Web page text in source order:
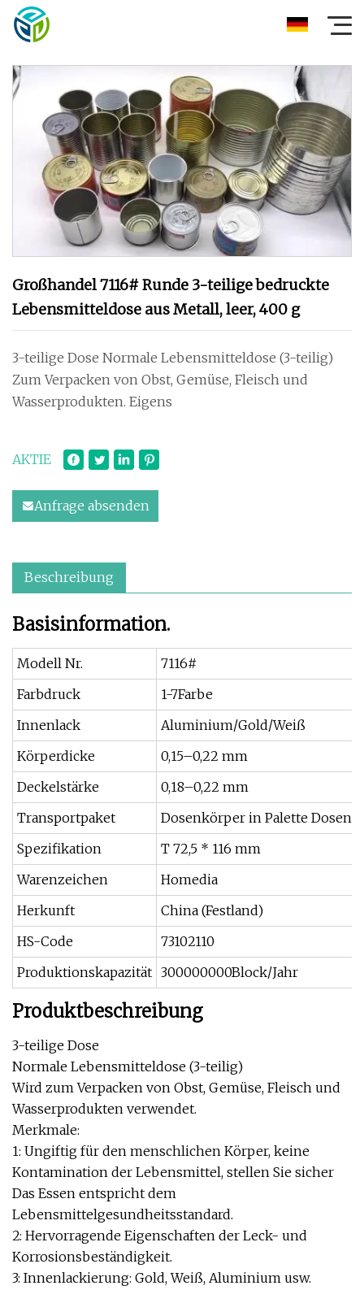
Großhandel 7116# Runde 3-teilige bedruckte
Lebensmitteldose aus Metall, leer, 400 g
3-teilige Dose Normale Lebensmitteldose (3-teilig)
Zum Verpacken von Obst, Gemüse, Fleisch und
Wasserprodukten. Eigens
AKTIE
Anfrage absenden
Beschreibung
Basisinformation.
Modell Nr.
7116#
Farbdruck
1-7Farbe
Innenlack
Aluminium/Gold/Weiß
Körperdicke
0,15–0,22 mm
Deckelstärke
0,18–0,22 mm
Transportpaket
Dosenkörper in Palette
Spezifikation
T 72,5 * 116 mm
Warenzeichen
Homedia
Herkunft
China (Festland)
HS-Code
73102110
Produktionskapazität 300000000Block/Jahr
Produktbeschreibung
3-teilige Dose
Normale Lebensmitteldose (3-teilig)
Wird zum Verpacken von Obst, Gemüse, Fleisch und
Wasserprodukten verwendet.
Merkmale:
1: Ungiftig für den menschlichen Körper, keine
Kontamination der Lebensmittel, stellen Sie sicher
Das Essen entspricht dem
Lebensmittelgesundheitsstandard.
2: Hervorragende Eigenschaften der Leck- und
Korrosionsbeständigkeit.
3: Innenlackierung: Gold, Weiß, Aluminium usw.